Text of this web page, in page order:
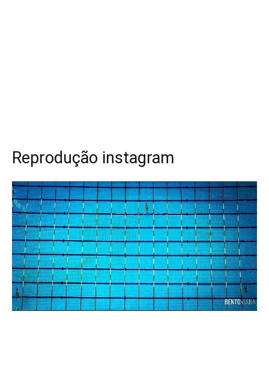
Reprodução instagram